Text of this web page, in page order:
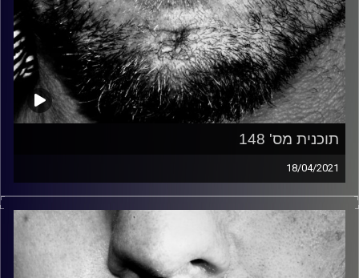
תוכנית מס' 148
18/04/2021
זיפים, מוזיקה מחוספסת של הופעות חיות. הרבה ג'אם, רוק,
בלוז, bluegrass, ג'אז, Fאנק, פרוגרסיב ואפילו אלקטרוניקה.
כל מה שחי, אמיתי ונושם.
עם שמוליק רגב.